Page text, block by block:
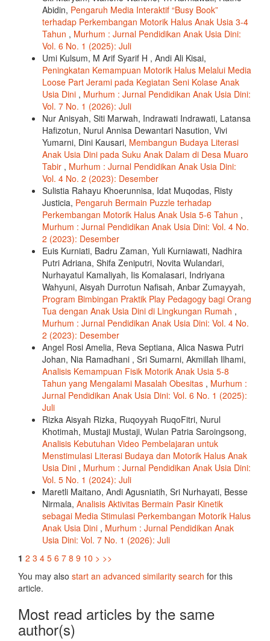
Abidin, Pengaruh Media Interaktif “Busy Book”
terhadap Perkembangan Motorik Halus Anak Usia 3-4
Tahun , Murhum : Jurnal Pendidikan Anak Usia Dini:
Vol. 6 No. 1 (2025): Juli
Umi Kulsum, M Arif Syarif H , Andi Ali Kisai,
Peningkatan Kemampuan Motorik Halus Melalui Media
Loose Part Jerami pada Kegiatan Seni Kolase Anak
Usia Dini , Murhum : Jurnal Pendidikan Anak Usia Dini:
Vol. 7 No. 1 (2026): Juli
Nur Anisyah, Siti Marwah, Indrawati Indrawati, Latansa
Hafizotun, Nurul Annisa Dewantari Nasution, Vivi
Yumarni, Dini Kausari, Membangun Budaya Literasi
Anak Usia Dini pada Suku Anak Dalam di Desa Muaro
Tabir , Murhum : Jurnal Pendidikan Anak Usia Dini:
Vol. 4 No. 2 (2023): Desember
Sulistia Rahayu Khoerunnisa, Idat Muqodas, Risty
Justicia, Pengaruh Bermain Puzzle terhadap
Perkembangan Motorik Halus Anak Usia 5-6 Tahun ,
Murhum : Jurnal Pendidikan Anak Usia Dini: Vol. 4 No.
2 (2023): Desember
Euis Kurniati, Badru Zaman, Yuli Kurniawati, Nadhira
Putri Adriana, Shifa Zeniputri, Novita Wulandari,
Nurhayatul Kamaliyah, Iis Komalasari, Indriyana
Wahyuni, Aisyah Durrotun Nafisah, Anbar Zumayyah,
Program Bimbingan Praktik Play Pedagogy bagi Orang
Tua dengan Anak Usia Dini di Lingkungan Rumah ,
Murhum : Jurnal Pendidikan Anak Usia Dini: Vol. 4 No.
2 (2023): Desember
Angel Rosi Amelia, Reva Septiana, Alica Naswa Putri
Johan, Nia Ramadhani , Sri Sumarni, Akmillah Ilhami,
Analisis Kemampuan Fisik Motorik Anak Usia 5-8
Tahun yang Mengalami Masalah Obesitas , Murhum :
Jurnal Pendidikan Anak Usia Dini: Vol. 6 No. 1 (2025):
Juli
Rizka Aisyah Rizka, Ruqoyyah RuqoFitri, Nurul
Khotimah, Mustaji Mustaji, Wulan Patria Saroingsong,
Analisis Kebutuhan Video Pembelajaran untuk
Menstimulasi Literasi Budaya dan Motorik Halus Anak
Usia Dini , Murhum : Jurnal Pendidikan Anak Usia Dini:
Vol. 5 No. 1 (2024): Juli
Maretli Maitano, Andi Agusniatih, Sri Nurhayati, Besse
Nirmala, Analisis Aktivitas Bermain Pasir Kinetik
sebagai Media Stimulasi Perkembangan Motorik Halus
Anak Usia Dini , Murhum : Jurnal Pendidikan Anak
Usia Dini: Vol. 7 No. 1 (2026): Juli
1 2 3 4 5 6 7 8 9 10 > >>
You may also start an advanced similarity search for this
article.
Most read articles by the same
author(s)